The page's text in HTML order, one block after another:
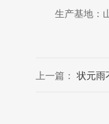
生产基地：山
上一篇： 状元雨